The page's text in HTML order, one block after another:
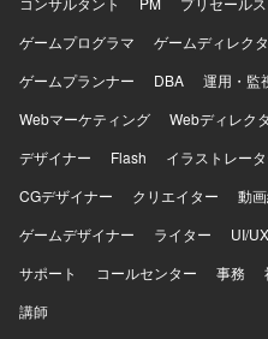
ゲームプログラマ
ゲームディレク
ゲームプランナー
DBA 運用・監
Webマーケティング
Webディレク
デザイナー
Flash イラストレー
CGデザイナー
クリエイター 動
ゲームデザイナー
ライター UI/UX
サポート
コールセンター 事務
講師